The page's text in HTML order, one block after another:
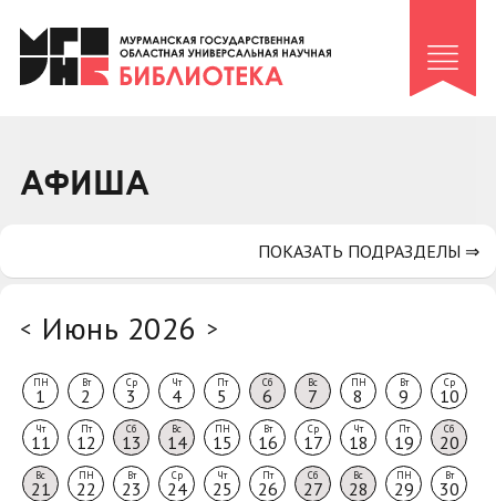
Клуб «Гиря и сельдерей»
Клуб «Семейный архив»
Коллегам
АФИША
< Июнь 2026 >
ПН
1
Вт
2
Ср
3
Чт
4
Пт
5
Сб
6
Вс
7
ПН
8
Вт
9
Ср
10
Чт
11
Пт
12
Сб
13
Вс
14
ПН
15
Вт
16
Ср
17
Чт
18
Пт
19
Сб
20
Вс
21
ПН
22
Вт
23
Ср
24
Чт
25
Пт
26
Сб
27
Вс
28
ПН
29
Вт
30
ПОКАЗАТЬ ПОДРАЗДЕЛЫ ⇒